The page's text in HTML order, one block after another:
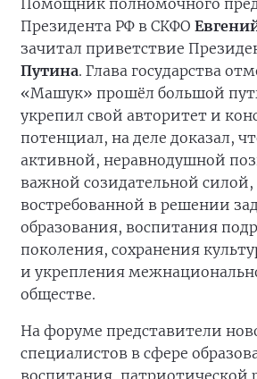
Помощник полномочного
Президента РФ в СКФО
зачитал приветствие
Путина. Глава государства
«Машук» прошёл большой
укрепил свой авторитет и
потенциал, на деле доказал,
активной, неравнодушной
важной созидательной силой,
востребованной в решении
образования, воспитания
поколения, сохранения
и укрепления
обществе.
На форуме представители
специалистов в сфере
воспитания, патриотической